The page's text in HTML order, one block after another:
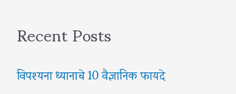
Recent Posts
विपश्यना ध्यानाचे 10 वैज्ञानिक फायदे